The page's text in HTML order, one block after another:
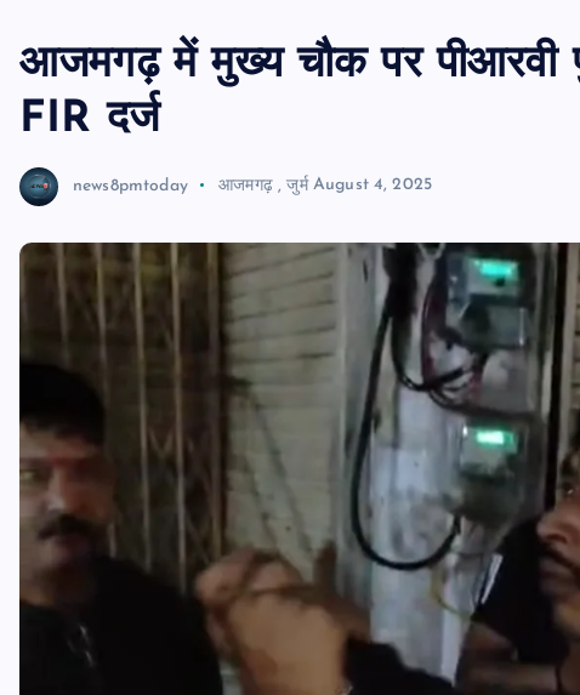
आजमगढ़ में मुख्य चौक पर पीआरवी
FIR दर्ज
news8pmtoday आजमगढ़,जुर्म August 4, 2025